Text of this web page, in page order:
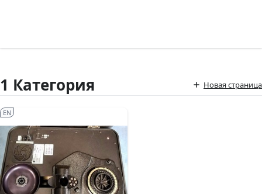
1 Категория Новая страница
EN